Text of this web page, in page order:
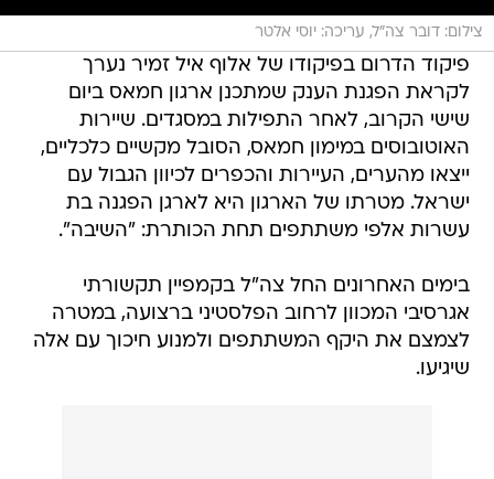
צילום: דובר צה"ל, עריכה: יוסי אלטר
פיקוד הדרום בפיקודו של אלוף איל זמיר נערך
לקראת הפגנת הענק שמתכנן ארגון חמאס ביום
שישי הקרוב, לאחר התפילות במסגדים. שיירות
האוטובוסים במימון חמאס, הסובל מקשיים כלכליים,
ייצאו מהערים, העיירות והכפרים לכיוון הגבול עם
ישראל. מטרתו של הארגון היא לארגן הפגנה בת
עשרות אלפי משתתפים תחת הכותרת: "השיבה".
בימים האחרונים החל צה"ל בקמפיין תקשורתי
אגרסיבי המכוון לרחוב הפלסטיני ברצועה, במטרה
לצמצם את היקף המשתתפים ולמנוע חיכוך עם אלה
שיגיעו.